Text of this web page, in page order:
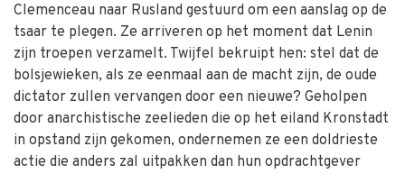
Clemenceau naar Rusland gestuurd om een aanslag op de
tsaar te plegen. Ze arriveren op het moment dat Lenin
zijn troepen verzamelt. Twijfel bekruipt hen: stel dat de
bolsjewieken, als ze eenmaal aan de macht zijn, de oude
dictator zullen vervangen door een nieuwe? Geholpen
door anarchistische zeelieden die op het eiland Kronstadt
in opstand zijn gekomen, ondernemen ze een doldrieste
actie die anders zal uitpakken dan hun opdrachtgever